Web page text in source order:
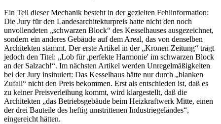
Ein Teil dieser Mechanik besteht in der gezielten Fehlinformation:
Die Jury für den Landesarchitekturpreis hatte nicht den noch
unvollendeten „schwarzen Block“ des Kesselhauses ausgezeichnet,
sondern ein anderes Gebäude auf dem Areal, das von denselben
Architekten stammt. Der erste Artikel in der „Kronen Zeitung“ trägt
jedoch den Titel: „Lob für ,perfekte Harmonie' im schwarzen Block
an der Salzach!“. Im nächsten Artikel werden Unregelmäßigkeiten
bei der Jury insinuiert: Das Kesselhaus hätte nur durch „blanken
Zufall“ nicht den Preis bekommen. Erst als entschieden ist, daß es
zu keiner Preisverleihung kommt, wird klargestellt, daß die
Architekten „das Betriebsgebäude beim Heizkraftwerk Mitte, einen
der drei Bauteile des heftig umstrittenen Industriegeländes“,
eingereicht hätten.